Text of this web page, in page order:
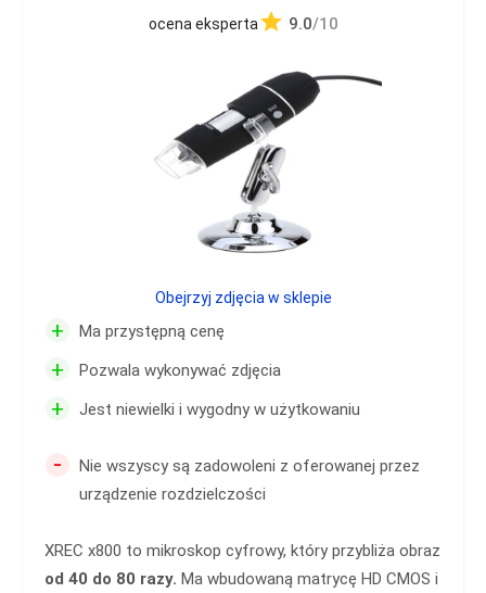
ocena eksperta 9.0/10
+ Ma przystępną cenę
+ Pozwala wykonywać zdjęcia
+ Jest niewielki i wygodny w użytkowaniu
-
Nie wszyscy są zadowoleni z oferowanej przez
urządzenie rozdzielczości
XREC x800 to mikroskop cyfrowy, który przybliża obraz
od 40 do 80 razy. Ma wbudowaną matrycę HD CMOS i
Obejrzyj zdjęcia w sklepie